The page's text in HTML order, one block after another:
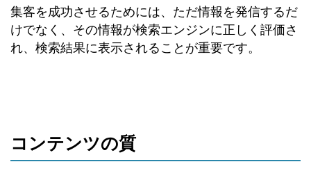
集客を成功させるためには、ただ情報を発信するだ
けでなく、その情報が検索エンジンに正しく評価さ
れ、検索結果に表示されることが重要です。
コンテンツの質